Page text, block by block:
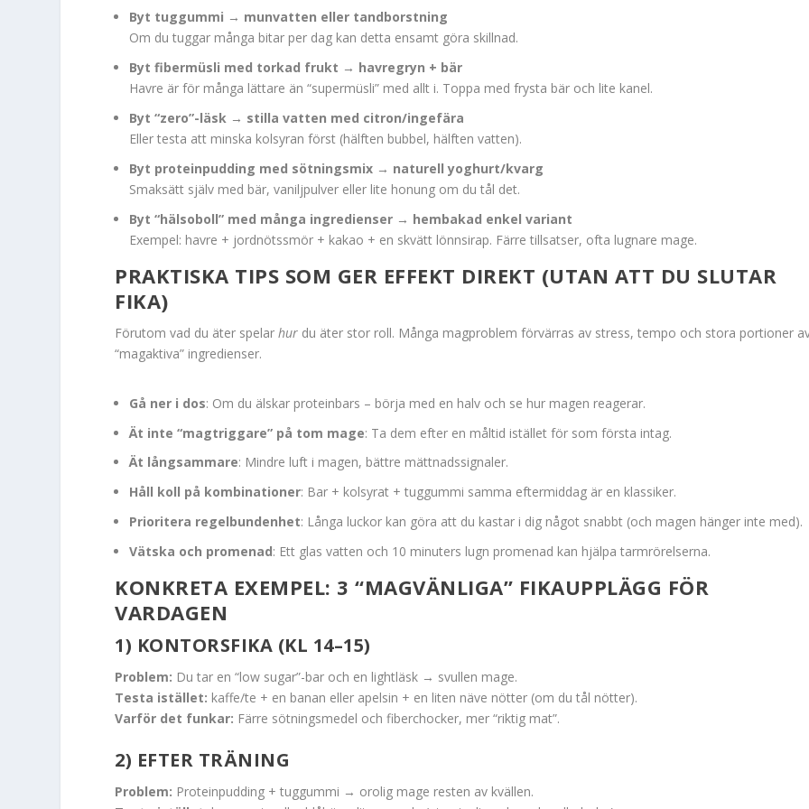
Byt tuggummi → munvatten eller tandborstning
Om du tuggar många bitar per dag kan detta ensamt göra skillnad.
Byt fibermüsli med torkad frukt → havregryn + bär
Havre är för många lättare än “supermüsli” med allt i. Toppa med frysta bär och lite kanel.
Byt “zero”-läsk → stilla vatten med citron/ingefära
Eller testa att minska kolsyran först (hälften bubbel, hälften vatten).
Byt proteinpudding med sötningsmix → naturell yoghurt/kvarg
Smaksätt själv med bär, vaniljpulver eller lite honung om du tål det.
Byt “hälsoboll” med många ingredienser → hembakad enkel variant
Exempel: havre + jordnötssmör + kakao + en skvätt lönnsirap. Färre tillsatser, ofta lugnare mage.
PRAKTISKA TIPS SOM GER EFFEKT DIREKT (UTAN ATT DU SLUTAR
FIKA)
Förutom vad du äter spelarhur du äter stor roll. Många magproblem förvärras av stress, tempo och stora portioner
“magaktiva” ingredienser.
Gå ner i dos: Om du älskar proteinbars – börja med en halv och se hur magen reagerar.
Ät inte “magtriggare” på tom mage: Ta dem efter en måltid istället för som första intag.
Ät långsammare: Mindre luft i magen, bättre mättnadssignaler.
Håll koll på kombinationer: Bar + kolsyrat + tuggummi samma eftermiddag är en klassiker.
Prioritera regelbundenhet: Långa luckor kan göra att du kastar i dig något snabbt (och magen hänger inte med).
Vätska och promenad: Ett glas vatten och 10 minuters lugn promenad kan hjälpa tarmrörelserna.
KONKRETA EXEMPEL: 3 “MAGVÄNLIGA” FIKAUPPLÄGG FÖR
VARDAGEN
1) KONTORSFIKA (KL 14–15)
Problem: Du tar en “low sugar”-bar och en lightläsk → svullen mage.
Testa istället: kaffe/te + en banan eller apelsin + en liten näve nötter (om du tål nötter).
Varför det funkar: Färre sötningsmedel och fiberchocker, mer “riktig mat”.
2) EFTER TRÄNING
Problem: Proteinpudding + tuggummi → orolig mage resten av kvällen.